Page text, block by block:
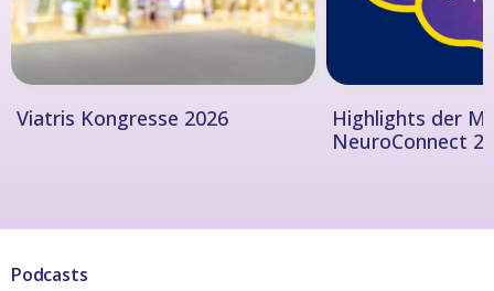
Viatris Kongresse 2026
Highlights der
NeuroConnect
Podcasts